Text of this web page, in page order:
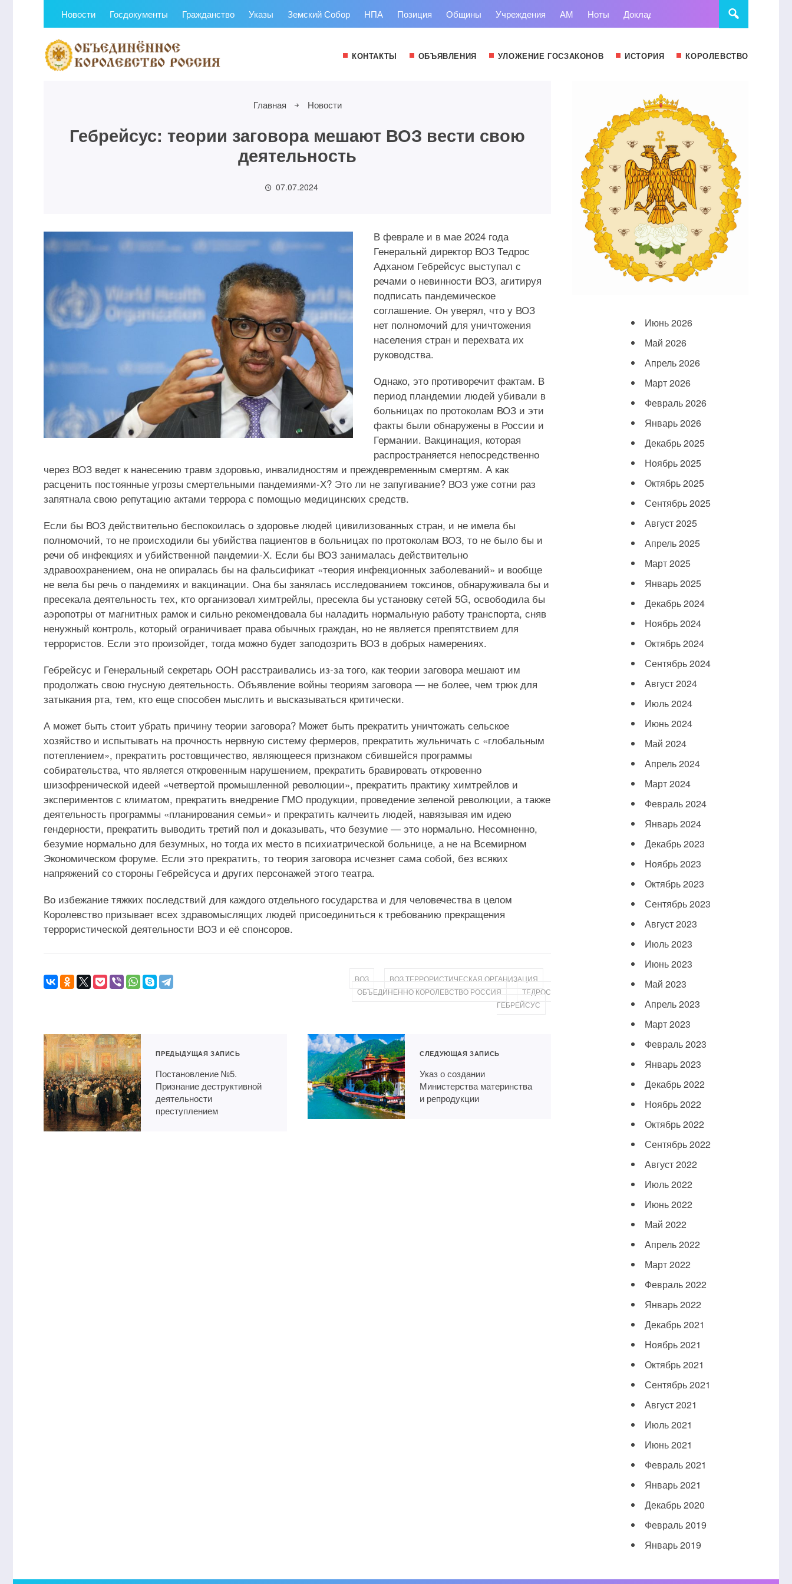
Новости Госдокументы Гражданство Указы Земский Собор НПА Позиция Общины Учреждения АМ Ноты Доклады Суд
КОНТАКТЫ ОБЪЯВЛЕНИЯ УЛОЖЕНИЕ ГОСЗАКОНОВ ИСТОРИЯ КОРОЛЕВСТВО
Главная Новости
Гебрейсус: теории заговора мешают ВОЗ вести свою
деятельность
07.07.2024
В феврале и в мае 2024 года
Генеральнй директор ВОЗ Тедрос
Адханом Гебрейсус выступал с
речами о невинности ВОЗ, агитируя
подписать пандемическое
соглашение. Он уверял, что у ВОЗ
нет полномочий для уничтожения
населения стран и перехвата их
руководства.
Однако, это противоречит фактам. В
период пландемии людей убивали в
больницах по протоколам ВОЗ и эти
факты были обнаружены в России и
Германии. Вакцинация, которая
распространяется непосредственно
через ВОЗ ведет к нанесению травм здоровью, инвалидностям и преждевременным смертям. А как
расценить постоянные угрозы смертельными пандемиями-Х? Это ли не запугивание? ВОЗ уже сотни раз
запятнала свою репутацию актами террора с помощью медицинских средств.
Если бы ВОЗ действительно беспокоилась о здоровье людей цивилизованных стран, и не имела бы
полномочий, то не происходили бы убийства пациентов в больницах по протоколам ВОЗ, то не было бы и
речи об инфекциях и убийственной пандемии-Х. Если бы ВОЗ занималась действительно
здравоохранением, она не опиралась бы на фальсификат «теория инфекционных заболеваний» и вообще
не вела бы речь о пандемиях и вакцинации. Она бы занялась исследованием токсинов, обнаруживала бы и
пресекала деятельность тех, кто организовал химтрейлы, пресекла бы установку сетей 5G, освободила бы
аэропотры от магнитных рамок и сильно рекомендовала бы наладить нормальную работу транспорта, сняв
ненужный контроль, который ограничивает права обычных граждан, но не является препятствием для
террористов. Если это произойдет, тогда можно будет заподозрить ВОЗ в добрых намерениях.
Гебрейсус и Генеральный секретарь ООН расстраивались из-за того, как теории заговора мешают им
продолжать свою гнусную деятельность. Объявление войны теориям заговора — не более, чем трюк для
затыкания рта, тем, кто еще способен мыслить и высказываться критически.
А может быть стоит убрать причину теории заговора? Может быть прекратить уничтожать сельское
хозяйство и испытывать на прочность нервную систему фермеров, прекратить жульничать с «глобальным
потеплением», прекратить ростовщичество, являющееся признаком сбившейся программы
собирательства, что является откровенным нарушением, прекратить бравировать откровенно
шизофренической идеей «четвертой промышленной революции», прекратить практику химтрейлов и
экспериментов с климатом, прекратить внедрение ГМО продукции, проведение зеленой революции, а также
деятельность программы «планирования семьи» и прекратить калчеить людей, навязывая им идею
гендерности, прекратить выводить третий пол и доказывать, что безумие — это нормально. Несомненно,
безумие нормально для безумных, но тогда их место в психиатрической больнице, а не на Всемирном
Экономическом форуме. Если это прекратить, то теория заговора исчезнет сама собой, без всяких
напряжений со стороны Гебрейсуса и других персонажей этого театра.
Во избежание тяжких последствий для каждого отдельного государства и для человечества в целом
Королевство призывает всех здравомыслящих людей присоединиться к требованию прекращения
террористической деятельности ВОЗ и её спонсоров.
ВОЗ ВОЗ ТЕРРОРИСТИЧЕСКАЯ ОРГАНИЗАЦИЯ
ОБЪЕДИНЕННО КОРОЛЕВСТВО РОССИЯ
ТЕДРОС
ГЕБРЕЙСУС
ПРЕДЫДУЩАЯ ЗАПИСЬ
Постановление №5.
Признание деструктивной
деятельности
преступлением
СЛЕДУЮЩАЯ ЗАПИСЬ
Указ о создании
Министерства материнства
и репродукции
Июнь 2026
Май 2026
Апрель 2026
Март 2026
Февраль 2026
Январь 2026
Декабрь 2025
Ноябрь 2025
Октябрь 2025
Сентябрь 2025
Август 2025
Апрель 2025
Март 2025
Январь 2025
Декабрь 2024
Ноябрь 2024
Октябрь 2024
Сентябрь 2024
Август 2024
Июль 2024
Июнь 2024
Май 2024
Апрель 2024
Март 2024
Февраль 2024
Январь 2024
Декабрь 2023
Ноябрь 2023
Октябрь 2023
Сентябрь 2023
Август 2023
Июль 2023
Июнь 2023
Май 2023
Апрель 2023
Март 2023
Февраль 2023
Январь 2023
Декабрь 2022
Ноябрь 2022
Октябрь 2022
Сентябрь 2022
Август 2022
Июль 2022
Июнь 2022
Май 2022
Апрель 2022
Март 2022
Февраль 2022
Январь 2022
Декабрь 2021
Ноябрь 2021
Октябрь 2021
Сентябрь 2021
Август 2021
Июль 2021
Июнь 2021
Февраль 2021
Январь 2021
Декабрь 2020
Февраль 2019
Январь 2019